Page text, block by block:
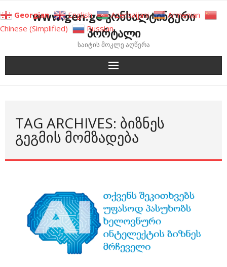
to
content
www.gen.ge კონსალტინგური
პორტალი
საიტის მოკლე აღწერა
TAG ARCHIVES: ᲑᲘᲖᲜᲔᲡ
ᲒᲔᲒᲛᲘᲡ ᲛᲝᲛᲖᲐᲓᲔᲑᲐ
Georgian English Azerbaijani
Armenian
Chinese (Simplified)
Russian